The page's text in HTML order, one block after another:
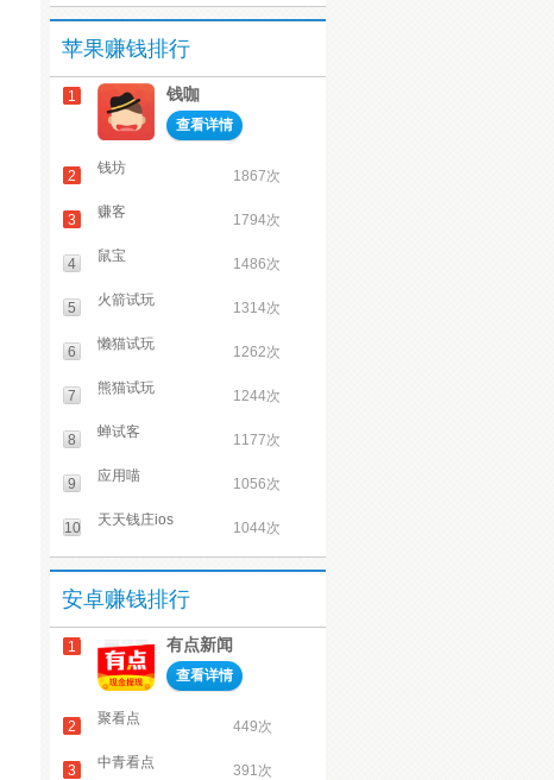
苹果赚钱排行
1 钱咖
查看详情
2 钱坊 1867次
3 赚客 1794次
4 鼠宝 1486次
5 火箭试玩 1314次
6 懒猫试玩 1262次
7 熊猫试玩 1244次
8 蝉试客 1177次
9 应用喵 1056次
10 天天钱庄ios 1044次
安卓赚钱排行
1 有点新闻
查看详情
2 聚看点 449次
3 中青看点 391次